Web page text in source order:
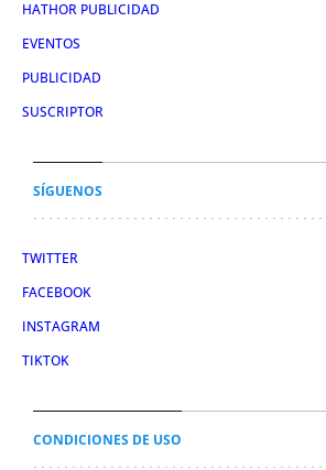
HATHOR PUBLICIDAD
EVENTOS
PUBLICIDAD
SUSCRIPTOR
SÍGUENOS
TWITTER
FACEBOOK
INSTAGRAM
TIKTOK
CONDICIONES DE USO